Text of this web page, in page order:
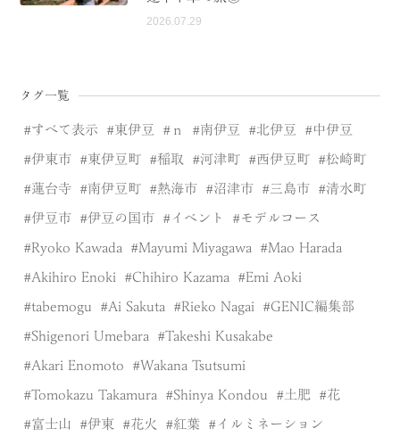
2026.07.29
タグ一覧
すべて表示 東伊豆 ｎ 南伊豆 北伊豆 中伊豆
伊東市 東伊豆町 稲取 河津町 西伊豆町 松崎町
蓮台寺 南伊豆町 熱海市 沼津市 三島市 清水町
伊豆市 伊豆の国市 イベント モデルコース
Ryoko Kawada Mayumi Miyagawa Mao Harada
Akihiro Enoki Chihiro Kazama Emi Aoki
tabemogu Ai Sakuta Rieko Nagai GENIC編集部
Shigenori Umebara Takeshi Kusakabe
Akari Enomoto Wakana Tsutsumi
Tomokazu Takamura Shinya Kondou 土肥 花
富士山 伊東 花火 紅葉 イルミネーション